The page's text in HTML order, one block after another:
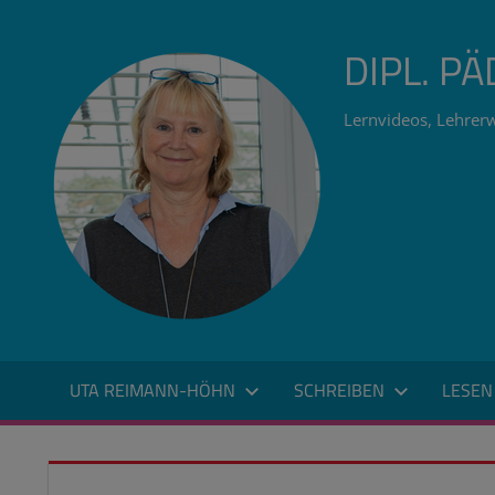
DIPL.
Lernvideos,
UTA REIMANN-HÖHN SCHREIBEN LESEN